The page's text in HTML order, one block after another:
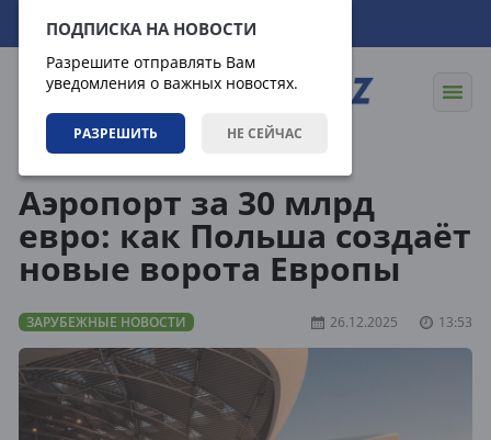
ПОДПИСКА НА НОВОСТИ
Разрешите отправлять Вам
уведомления о важных новостях.
РАЗРЕШИТЬ НЕ СЕЙЧАС
07.08.2026 20:42:26
Аэропорт за 30 млрд
евро: как Польша создаёт
новые ворота Европы
ЗАРУБЕЖНЫЕ НОВОСТИ 26.12.2025 13:53